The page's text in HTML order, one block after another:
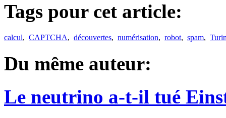
Tags pour cet article:
calcul, CAPTCHA, découvertes, numérisation, robot, spam,
Du même auteur:
Le neutrino a-t-il tué